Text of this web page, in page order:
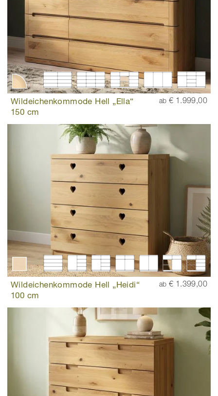
Wildeichenkommode Hell „Ella“
150 cm
ab € 1.999,00
Wildeichenkommode Hell „Heidi“
100 cm
ab € 1.399,00